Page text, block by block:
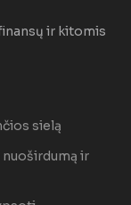
ir kitomis
sielą
ir